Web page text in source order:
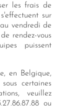
les frais de
sur
vendredi de
rendez-vous
puissent
en Belgique,
certaines
veuillez
ou